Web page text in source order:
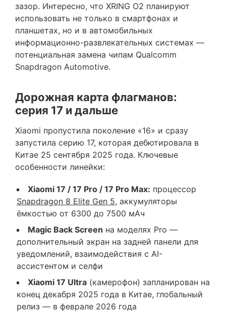
зазор. Интересно, что XRING O2 планируют
использовать не только в смартфонах и
планшетах, но и в автомобильных
информационно-развлекательных системах —
потенциальная замена чипам Qualcomm
Snapdragon Automotive.
Дорожная карта флагманов:
серия 17 и дальше
Xiaomi пропустила поколение «16» и сразу
запустила серию 17, которая дебютировала в
Китае 25 сентября 2025 года. Ключевые
особенности линейки:
Xiaomi 17 / 17 Pro / 17 Pro Max: процессор
Snapdragon 8 Elite Gen 5, аккумуляторы
ёмкостью от 6300 до 7500 мАч
Magic Back Screen на моделях Pro —
дополнительный экран на задней панели для
уведомлений, взаимодействия с AI-
ассистентом и селфи
Xiaomi 17 Ultra (камерофон) запланирован на
конец декабря 2025 года в Китае, глобальный
релиз — в феврале 2026 года